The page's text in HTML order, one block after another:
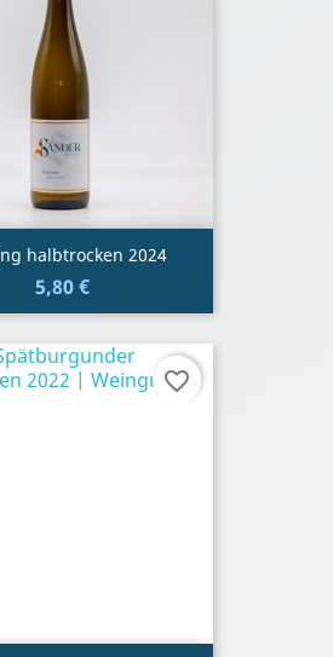
halbtrocken 2024
5,80 €
favorite_border